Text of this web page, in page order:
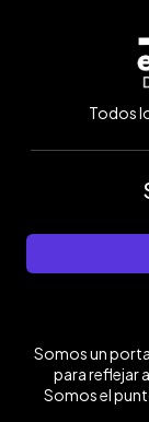
Todos
Somos un
para reflejar
Somos el